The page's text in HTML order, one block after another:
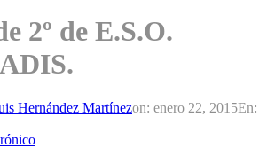
2º de E.S.O.
Hernández Martínezon: enero 22, 2015En: